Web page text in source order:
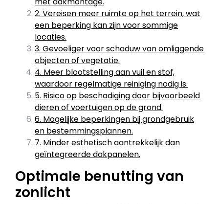
2. Vereisen meer ruimte op het terrein, wat
een beperking kan zijn voor sommige
locaties.
3. Gevoeliger voor schaduw van omliggende
objecten of vegetatie.
4. Meer blootstelling aan vuil en stof,
waardoor regelmatige reiniging nodig is.
5. Risico op beschadiging door bijvoorbeeld
dieren of voertuigen op de grond.
6. Mogelijke beperkingen bij grondgebruik
en bestemmingsplannen.
7. Minder esthetisch aantrekkelijk dan
geïntegreerde dakpanelen.
Optimale benutting van
zonlicht